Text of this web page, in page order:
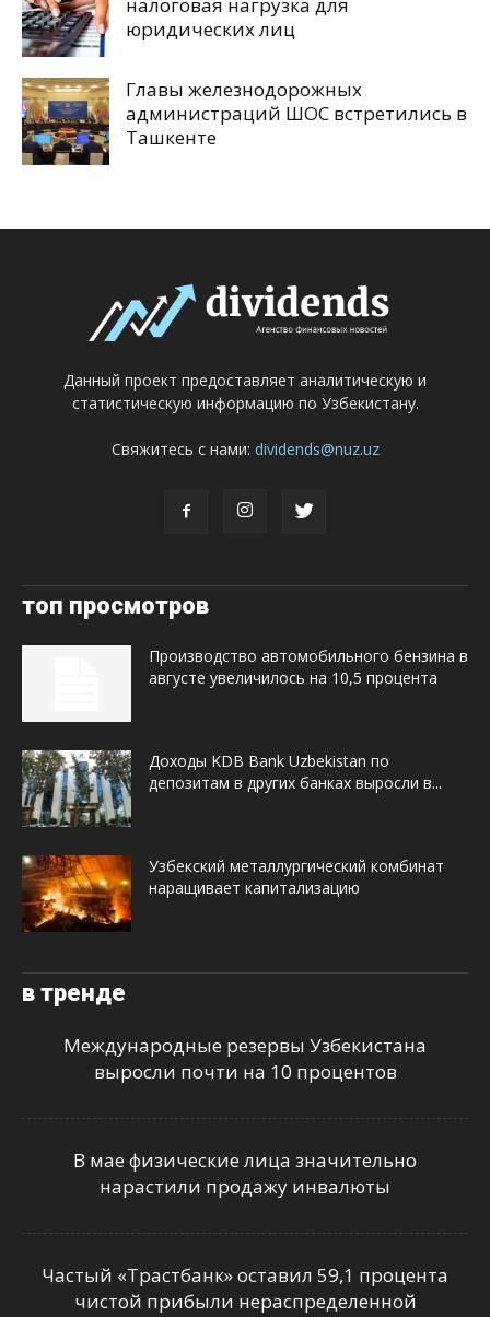
юридических лиц
Главы железнодорожных
администраций ШОС встретились в
Ташкенте
Данный проект предоставляет аналитическую и
статистическую информацию по Узбекистану.
Свяжитесь с нами: dividends@nuz.uz
топ просмотров
Производство автомобильного бензина в
августе увеличилось на 10,5 процента
Доходы KDB Bank Uzbekistan по
депозитам в других банках выросли в...
Узбекский металлургический комбинат
наращивает капитализацию
в тренде
Международные резервы Узбекистана
выросли почти на 10 процентов
В мае физические лица значительно
нарастили продажу инвалюты
Частый «Трастбанк» оставил 59,1 процента
чистой прибыли нераспределенной